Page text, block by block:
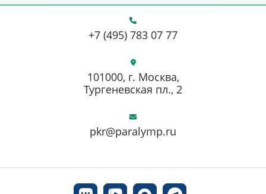
+7 (495) 783 07 77
pkr@paralymp.ru
101000, г. Москва,
Тургеневская пл., 2